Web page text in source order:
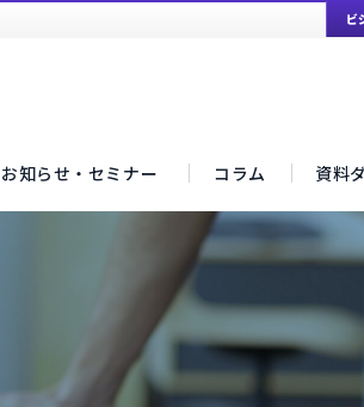
ビ
お知らせ・セミナー コラム 資料